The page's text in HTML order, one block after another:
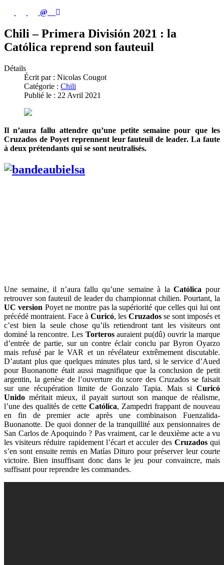
Chili – Primera División 2021 : la
Católica reprend son fauteuil
Détails
Écrit par : Nicolas Cougot
Catégorie : Chili
Publié le : 22 Avril 2021
Il n’aura fallu attendre qu’une petite semaine pour que les
Cruzados de Poyet reprennent leur fauteuil de leader. La faute
à deux prétendants qui se sont neutralisés.
Une semaine, il n’aura fallu qu’une semaine à laCatólica pour
retrouver son fauteuil de leader du championnat chilien. Pourtant, la
UC version Poyet ne montre pas la supériorité que celles qui lui ont
précédé montraient. Face à Curicó, les Cruzados se sont imposés et
c’est bien la seule chose qu’ils retiendront tant les visiteurs ont
dominé la rencontre. Les Torterosauraient pu(dû) ouvrir la marque
d’entrée de partie, sur un contre éclair conclu par Byron Oyarzo
mais refusé par le VAR et un révélateur extrêmement discutable.
D’autant plus que quelques minutes plus tard, si le service d’Aued
pour Buonanotte était aussi magnifique que la conclusion de petit
argentin, la genèse de l’ouverture du score des Cruzados se faisait
sur une récupération limite de Gonzalo Tapia. Mais si Curicó
Unido méritait mieux, il payait surtout son manque de réalisme,
l’une des qualités de cette Católica, Zampedri frappant de nouveau
en fin de premier acte après une combinaison Fuenzalida-
Buonanotte. De quoi donner de la tranquillité aux pensionnaires de
San Carlos de Apoquindo ? Pas vraiment, car le deuxième acte a vu
les visiteurs réduire rapidement l’écart et acculer des Cruzadosqui
s’en sont ensuite remis en Matías Dituro pour préserver leur courte
victoire. Bien insuffisant donc dans le jeu pour convaincre, mais
suffisant pour reprendre les commandes.